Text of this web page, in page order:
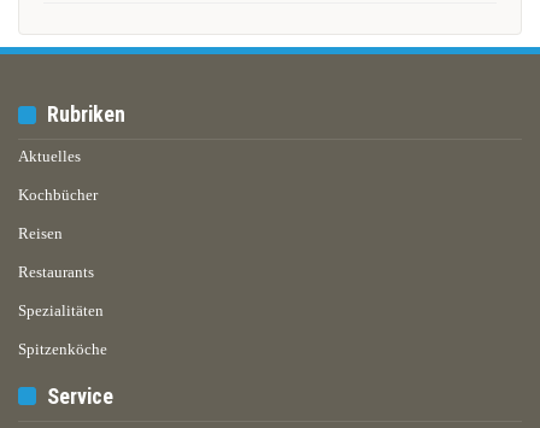
Rubriken
Aktuelles
Kochbücher
Reisen
Restaurants
Spezialitäten
Spitzenköche
Service